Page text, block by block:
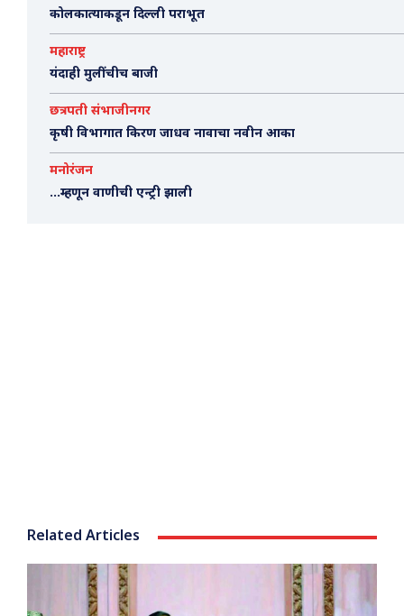
कोलकात्याकडून दिल्ली पराभूत
महाराष्ट्र
यंदाही मुलींचीच बाजी
छत्रपती संभाजीनगर
कृषी विभागात किरण जाधव नावाचा नवीन आका
मनोरंजन
…म्हणून वाणीची एन्ट्री झाली
Related Articles